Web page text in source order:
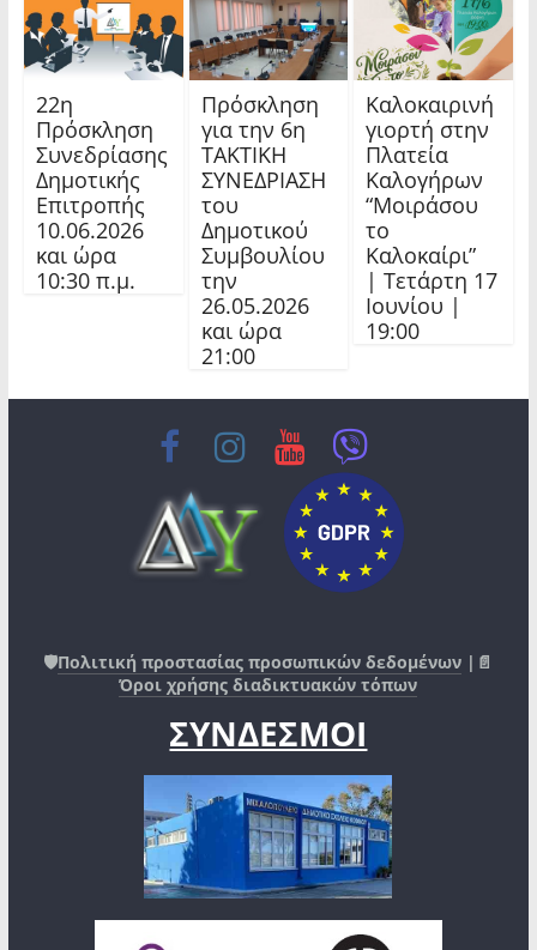
22η
Πρόσκληση
Συνεδρίασης
Δημοτικής
Επιτροπής
10.06.2026
και ώρα
10:30 π.μ.
Πρόσκληση
για την 6η
ΤΑΚΤΙΚΗ
ΣΥΝΕΔΡΙΑΣΗ
του
Δημοτικού
Συμβουλίου
την
26.05.2026
και ώρα
21:00
Καλοκαιρινή
γιορτή στην
Πλατεία
Καλογήρων
“Μοιράσου
το
Καλοκαίρι”
| Τετάρτη 17
Ιουνίου |
19:00
🛡️Πολιτική προστασίας προσωπικών δεδομένων |📄
Όροι χρήσης διαδικτυακών τόπων
ΣΥΝΔΕΣΜΟΙ